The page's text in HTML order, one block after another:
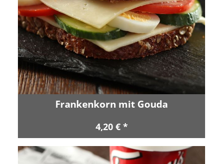
Frankenkorn mit Gouda
4,20 € *